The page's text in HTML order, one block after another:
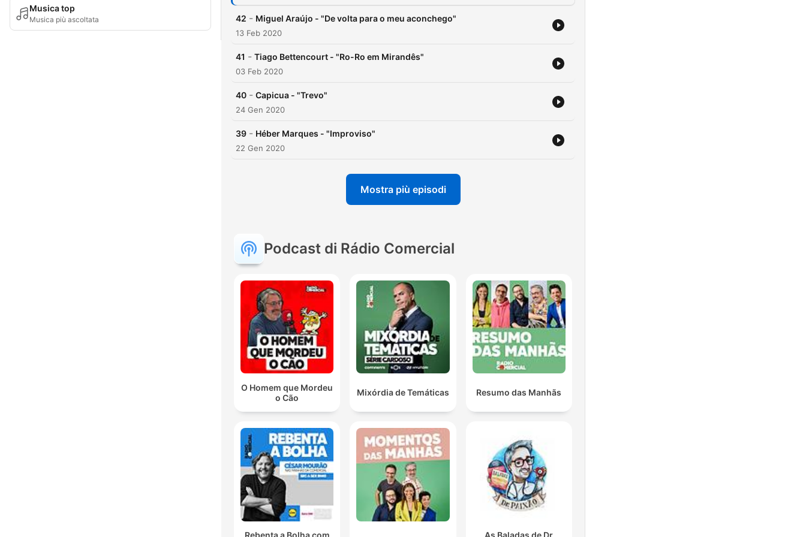
Musica top
Musica più ascoltata 42 - Miguel Araújo - "De volta para o meu aconchego"
13 Feb 2020
41 - Tiago Bettencourt - "Ro-Ro em Mirandês"
03 Feb 2020
40 - Capicua - "Trevo"
24 Gen 2020
39 - Héber Marques - "Improviso"
22 Gen 2020
Mostra più episodi
Podcast di Rádio Comercial
O Homem que Mordeu
o Cão
Mixórdia de Temáticas Resumo das Manhãs